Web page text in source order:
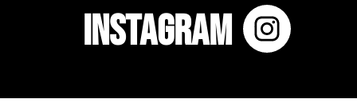
Instagram